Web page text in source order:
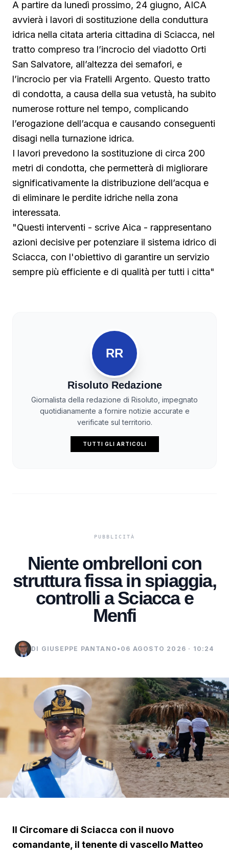
A partire da lunedì prossimo, 24 giugno, AICA
avvierà i lavori di sostituzione della conduttura
idrica nella citata arteria cittadina di Sciacca, nel
tratto compreso tra l’incrocio del viadotto Orti
San Salvatore, all’altezza dei semafori, e
l’incrocio per via Fratelli Argento. Questo tratto
di condotta, a causa della sua vetustà, ha subito
numerose rotture nel tempo, complicando
l’erogazione dell’acqua e causando conseguenti
disagi nella turnazione idrica.
I lavori prevedono la sostituzione di circa 200
metri di condotta, che permetterà di migliorare
significativamente la distribuzione dell’acqua e
di eliminare le perdite idriche nella zona
interessata.
"Questi interventi - scrive Aica - rappresentano
azioni decisive per potenziare il sistema idrico di
Sciacca, con l'obiettivo di garantire un servizio
sempre più efficiente e di qualità per tutti i citta"
RR
Risoluto Redazione
Giornalista della redazione di Risoluto, impegnato
quotidianamente a fornire notizie accurate e
verificate sul territorio.
TUTTI GLI ARTICOLI
Niente ombrelloni con
struttura fissa in spiaggia,
controlli a Sciacca e
Menfi
DI GIUSEPPE PANTANO • 06 AGOSTO 2026 · 10:24
Il Circomare di Sciacca con il nuovo
comandante, il tenente di vascello Matteo